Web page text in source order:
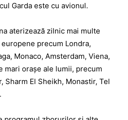
Garda este cu avionul.
aterizează zilnic mai multe
precum Londra,
Monaco, Amsterdam, Viena,
mari oraşe ale lumii, precum
Sharm El Sheikh, Monastir, Tel